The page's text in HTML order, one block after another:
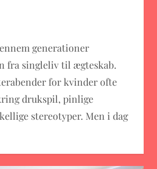
generationer
fra singleliv til ægteskab.
for kvinder ofte
drukspil, pinlige
stereotyper. Men i dag